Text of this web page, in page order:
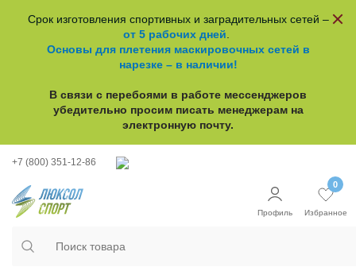
Срок изготовления спортивных и заградительных сетей –
от 5 рабочих дней
Основы для плетения маскировочных сетей в
нарезке – в наличии!
В связи с перебоями в работе мессенджеров
убедительно просим писать менеджерам на
электронную почту.
+7 (800) 351-12-86
Профиль
0
Избранное